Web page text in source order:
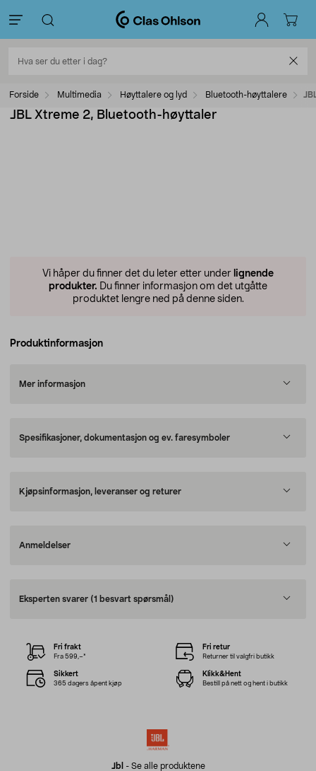
Forside Multimedia Høyttalere og lyd Bluetooth-høyttalere
JBL Xtreme 2, Bluetooth-høyttaler
Vi håper du finner det du leter etter under lignende
produkter. Du finner informasjon om det utgåtte
produktet lengre ned på denne siden.
Produktinformasjon
Mer informasjon
Spesifikasjoner, dokumentasjon og ev. faresymboler
Kjøpsinformasjon, leveranser og returer
Anmeldelser
Eksperten svarer (1 besvart spørsmål)
Jbl - Se alle produktene
Fri frakt
Fra 599,–*
Fri retur
Returner til valgfri butikk
Sikkert
365 dagers åpent kjøp
Klikk&Hent
Bestill på nett og hent i butikk